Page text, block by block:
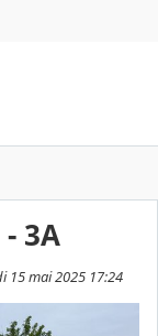
3A
15 mai 2025 17:24